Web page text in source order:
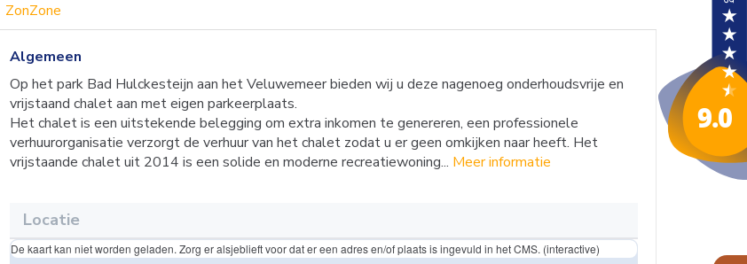
ZonZone
Algemeen
Op het park Bad Hulckesteijn aan het Veluwemeer bieden wij u deze nagenoeg onderhoudsvrije en
vrijstaand chalet aan met eigen parkeerplaats.
Het chalet is een uitstekende belegging om extra inkomen te genereren, een professionele
verhuurorganisatie verzorgt de verhuur van het chalet zodat u er geen omkijken naar heeft. Het
vrijstaande chalet uit 2014 is een solide en moderne recreatiewoning... Meer informatie
Locatie
De kaart kan niet worden geladen. Zorg er alsjeblieft voor dat er een adres en/of plaats is ingevuld in het CMS. (interactive)